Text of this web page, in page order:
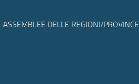
DELLE REGIONI/PROVINCE